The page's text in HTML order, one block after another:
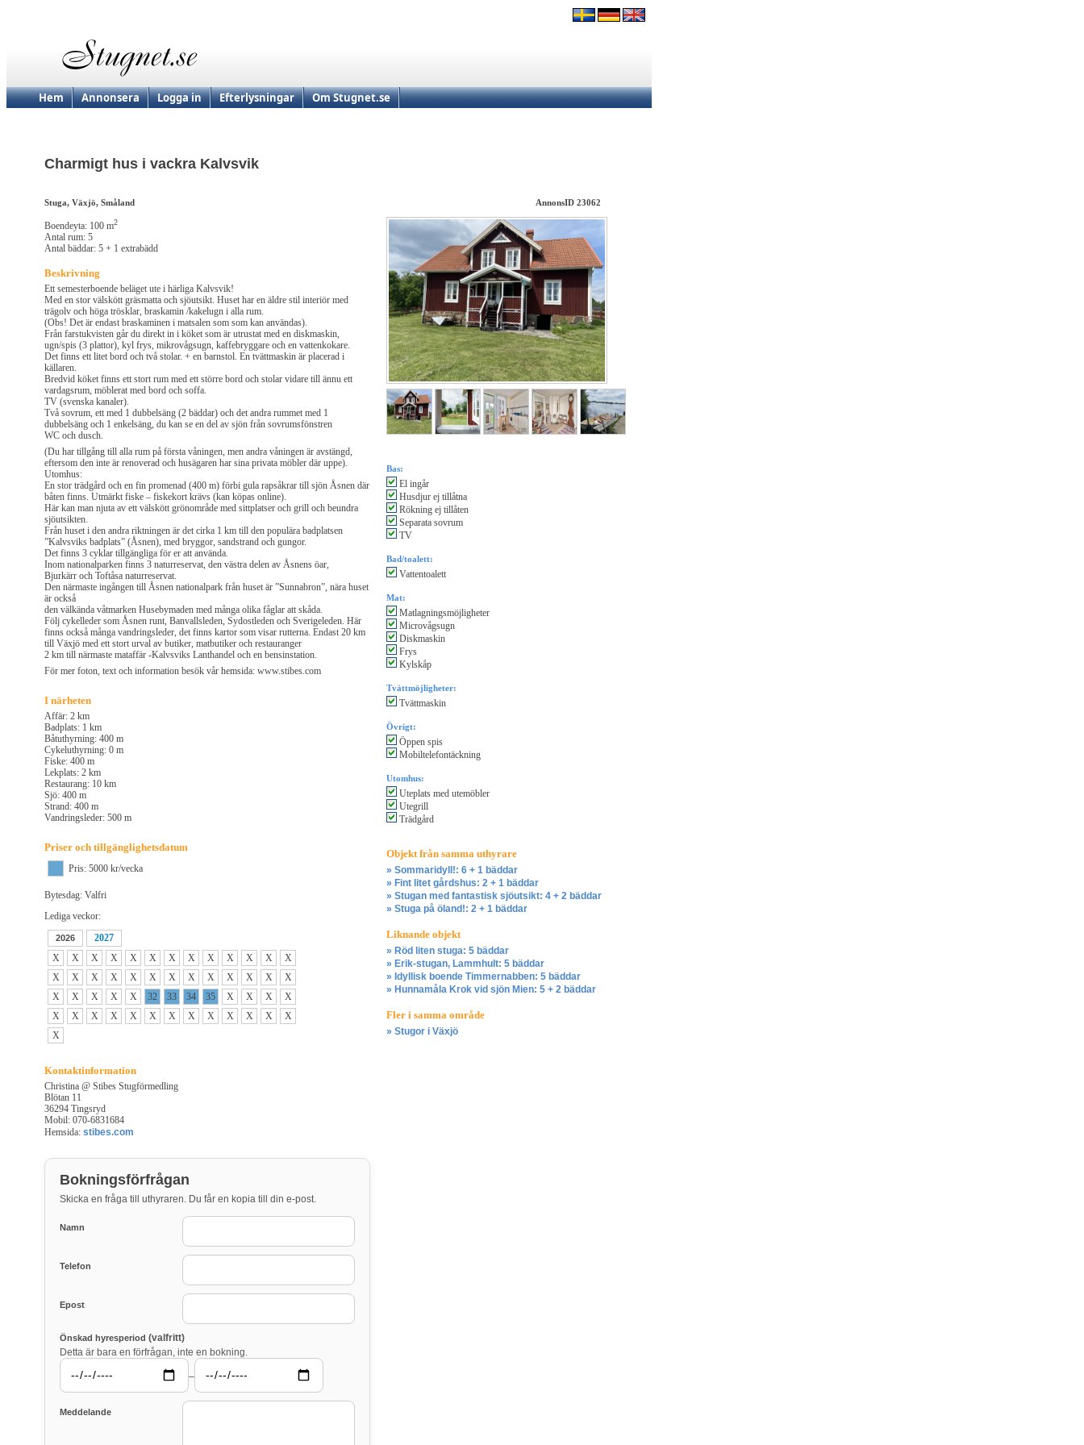
Hem Annonsera Logga in Efterlysningar Om Stugnet.se
Charmigt hus i vackra Kalvsvik
Stuga, Växjö, Småland AnnonsID 23062
Boendeyta: 100 m2
Antal rum: 5
Antal bäddar: 5 + 1 extrabädd
Beskrivning
Ett semesterboende beläget ute i härliga Kalvsvik!
Med en stor välskött gräsmatta och sjöutsikt. Huset har en äldre stil interiör med
trägolv och höga trösklar, braskamin /kakelugn i alla rum.
(Obs! Det är endast braskaminen i matsalen som som kan användas).
Från farstukvisten går du direkt in i köket som är utrustat med en diskmaskin,
ugn/spis (3 plattor), kyl frys, mikrovågsugn, kaffebryggare och en vattenkokare.
Det finns ett litet bord och två stolar. + en barnstol. En tvättmaskin är placerad i
källaren.
Bredvid köket finns ett stort rum med ett större bord och stolar vidare till ännu ett
vardagsrum, möblerat med bord och soffa.
TV (svenska kanaler).
Två sovrum, ett med 1 dubbelsäng (2 bäddar) och det andra rummet med 1
dubbelsäng och 1 enkelsäng, du kan se en del av sjön från sovrumsfönstren
WC och dusch.
(Du har tillgång till alla rum på första våningen, men andra våningen är avstängd,
eftersom den inte är renoverad och husägaren har sina privata möbler där uppe).
Utomhus:
En stor trädgård och en fin promenad (400 m) förbi gula rapsåkrar till sjön Åsnen där
båten finns. Utmärkt fiske – fiskekort krävs (kan köpas online).
Här kan man njuta av ett välskött grönområde med sittplatser och grill och beundra
sjöutsikten.
Från huset i den andra riktningen är det cirka 1 km till den populära badplatsen
”Kalvsviks badplats” (Åsnen), med bryggor, sandstrand och gungor.
Det finns 3 cyklar tillgängliga för er att använda.
Inom nationalparken finns 3 naturreservat, den västra delen av Åsnens öar,
Bjurkärr och Toftåsa naturreservat.
Den närmaste ingången till Åsnen nationalpark från huset är ”Sunnabron”, nära huset
är också
den välkända våtmarken Husebymaden med många olika fåglar att skåda.
Följ cykelleder som Åsnen runt, Banvallsleden, Sydostleden och Sverigeleden. Här
finns också många vandringsleder, det finns kartor som visar rutterna. Endast 20 km
till Växjö med ett stort urval av butiker, matbutiker och restauranger
2 km till närmaste mataffär -Kalvsviks Lanthandel och en bensinstation.
För mer foton, text och information besök vår hemsida: www.stibes.com
I närheten
Affär: 2 km
Badplats: 1 km
Båtuthyrning: 400 m
Cykeluthyrning: 0 m
Fiske: 400 m
Lekplats: 2 km
Restaurang: 10 km
Sjö: 400 m
Strand: 400 m
Vandringsleder: 500 m
Priser och tillgänglighetsdatum
Pris: 5000 kr/vecka
Bytesdag: Valfri
Lediga veckor:
2026
2027
X
X X X X X X X X X X X
X
X
X X X X X X X X X X X
X
X
X X X X 32 33 34 35 X X X
X
X
X X X X X X X X X X X
X
X
Kontaktinformation
Christina @ Stibes Stugförmedling
Blötan 11
36294 Tingsryd
Mobil: 070-6831684
Hemsida: stibes.com
Bokningsförfrågan
Skicka en fråga till uthyraren. Du får en kopia till din e-post.
Namn
Telefon
Epost
Önskad hyresperiod (valfritt)
Detta är bara en förfrågan, inte en bokning.
–
Meddelande
Bas:
El ingår
Husdjur ej tillåtna
Rökning ej tillåten
Separata sovrum
TV
Bad/toalett:
Vattentoalett
Mat:
Matlagningsmöjligheter
Microvågsugn
Diskmaskin
Frys
Kylskåp
Tvättmöjligheter:
Tvättmaskin
Övrigt:
Öppen spis
Mobiltelefontäckning
Utomhus:
Uteplats med utemöbler
Utegrill
Trädgård
Objekt från samma uthyrare
» Sommaridyll!: 6 + 1 bäddar
» Fint litet gårdshus: 2 + 1 bäddar
» Stugan med fantastisk sjöutsikt: 4 + 2 bäddar
» Stuga på öland!: 2 + 1 bäddar
Liknande objekt
» Röd liten stuga: 5 bäddar
» Erik-stugan, Lammhult: 5 bäddar
» Idyllisk boende Timmernabben: 5 bäddar
» Hunnamåla Krok vid sjön Mien: 5 + 2 bäddar
Fler i samma område
» Stugor i Växjö